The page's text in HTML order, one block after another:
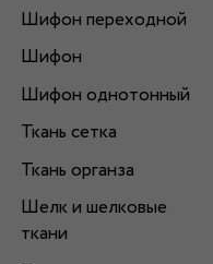
Шифон переходной
Шифон
Шифон однотонный
Ткань сетка
Ткань органза
Шелк и шелковые
ткани